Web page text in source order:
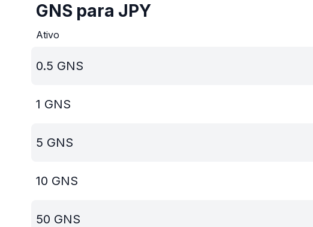
GNS para JPY
Ativo
0.5 GNS
1 GNS
5 GNS
10 GNS
50 GNS